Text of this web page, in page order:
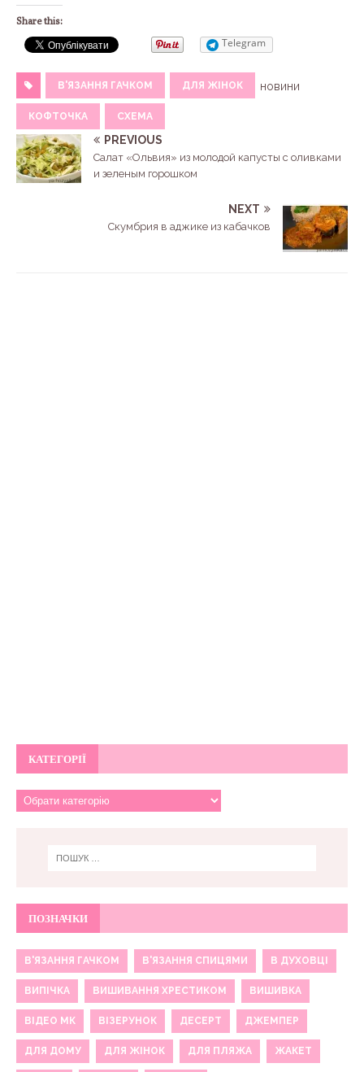
Share this:
Telegram
В'ЯЗАННЯ ГАЧКОМ ДЛЯ ЖІНОК
КОФТОЧКА СХЕМА
новини
PREVIOUS
Салат «Ольвия» из молодой капусты с оливками
и зеленым горошком
NEXT
Скумбрия в аджике из кабачков
КАТЕГОРІЇ
ПОЗНАЧКИ
В'ЯЗАННЯ ГАЧКОМ В'ЯЗАННЯ СПИЦЯМИ В ДУХОВЦІ
ВИПІЧКА ВИШИВАННЯ ХРЕСТИКОМ ВИШИВКА
ВІДЕО МК ВІЗЕРУНОК ДЕСЕРТ ДЖЕМПЕР
ДЛЯ ДОМУ ДЛЯ ЖІНОК ДЛЯ ПЛЯЖА ЖАКЕТ